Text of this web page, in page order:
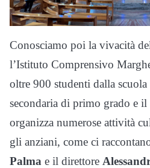
Conosciamo poi la vivacità
l’Istituto Comprensivo
oltre 900 studenti dalla scuola
secondaria di primo grado e
organizza numerose attività
gli anziani, come ci
Palma e il direttore